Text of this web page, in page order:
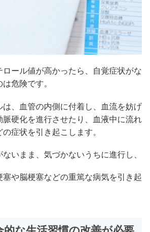
ール値が高かったら、自覚症状がな
危険です。
は、血管の内側に付着し、血流を妨げ
脈硬化を進行させたり、血液中に流れ
症状を引き起こします。
いまま、気づかないうちに進行し、
塞や脳梗塞などの重篤な病気を引き起